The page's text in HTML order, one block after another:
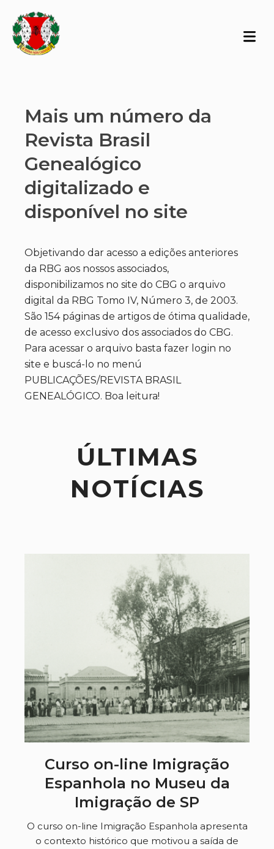
Mais um número da
Revista Brasil
Genealógico
digitalizado e
disponível no site
Objetivando dar acesso a edições anteriores
da RBG aos nossos associados,
disponibilizamos no site do CBG o arquivo
digital da RBG Tomo IV, Número 3, de 2003.
São 154 páginas de artigos de ótima qualidade,
de acesso exclusivo dos associados do CBG.
Para acessar o arquivo basta fazer login no
site e buscá-lo no menú
PUBLICAÇÕES/REVISTA BRASIL
GENEALÓGICO. Boa leitura!
ÚLTIMAS
NOTÍCIAS
Curso on-line Imigração
Espanhola no Museu da
Imigração de SP
O curso on-line Imigração Espanhola apresenta
o contexto histórico que motivou a saída de